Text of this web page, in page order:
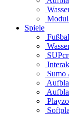
Spiele
Sumo